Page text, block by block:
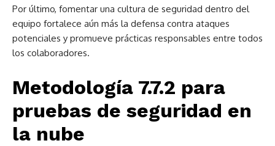
Por último, fomentar una cultura de seguridad dentro del
equipo fortalece aún más la defensa contra ataques
potenciales y promueve prácticas responsables entre todos
los colaboradores.
Metodología 7.7.2 para
pruebas de seguridad en
la nube